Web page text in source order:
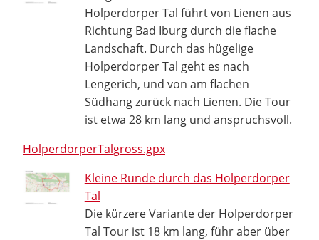
Holperdorper Tal führt von Lienen aus
Richtung Bad Iburg durch die flache
Landschaft. Durch das hügelige
Holperdorper Tal geht es nach
Lengerich, und von am flachen
Südhang zurück nach Lienen. Die Tour
ist etwa 28 km lang und anspruchsvoll.
HolperdorperTalgross.gpx
Kleine Runde durch das Holperdorper
Tal
Die kürzere Variante der Holperdorper
Tal Tour ist 18 km lang, führ aber über